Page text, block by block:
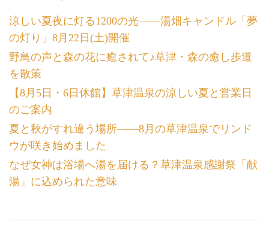
涼しい夏夜に灯る1200の光――湯畑キャンドル「夢
の灯り」8月22日(土)開催
野鳥の声と森の花に癒されて♪草津・森の癒し歩道
を散策
【8月5日・6日休館】草津温泉の涼しい夏と営業日
のご案内
夏と秋がすれ違う場所――8月の草津温泉でリンド
ウが咲き始めました
なぜ女神は浴場へ湯を届ける？草津温泉感謝祭「献
湯」に込められた意味